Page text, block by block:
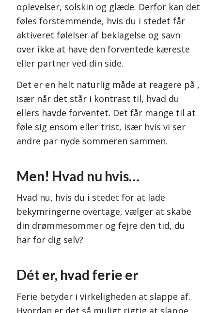
oplevelser, solskin og glæde. Derfor kan det
føles forstemmende, hvis du i stedet får
aktiveret følelser af beklagelse og savn
over ikke at have den forventede kæreste
eller partner ved din side.
Det er en helt naturlig måde at reagere på ,
især når det står i kontrast til, hvad du
ellers havde forventet. Det får mange til at
føle sig ensom eller trist, især hvis vi ser
andre par nyde sommeren sammen.
Men! Hvad nu hvis…
Hvad nu, hvis du i stedet for at lade
bekymringerne overtage, vælger at skabe
din drømmesommer og fejre den tid, du
har for dig selv?
Dét er, hvad ferie er
Ferie betyder i virkeligheden at slappe af.
Hvordan er det så muligt rigtig at slappe